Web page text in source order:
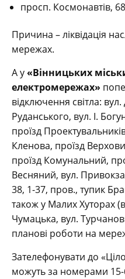
просп. Космонавтів,
Причина – ліквідація
мережах.
А у«Вінницьких
електромережах»
відключення світла:
Руданського, вул. І.
проїзд
Кленова, проїзд
проїзд Комунальний,
Весняний, вул.
38, 1-37, пров., тупик
також у Малих Хуторах
Чумацька, вул.
планові роботи на
Зателефонувати до
можуть за номерами 15-